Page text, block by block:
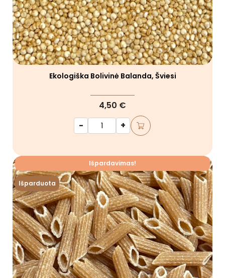
Ekologiška Bolivinė Balanda, Šviesi
4,50 €
-
+
Išpardavimas!
Išparduota